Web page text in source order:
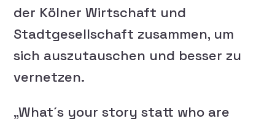
der Kölner Wirtschaft und
Stadtgesellschaft zusammen, um
sich auszutauschen und besser zu
vernetzen.
„What´s your story statt who are